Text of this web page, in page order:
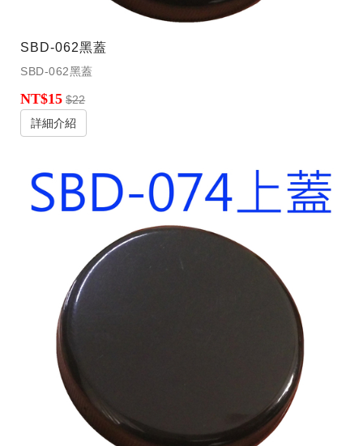
SBD-062黑蓋
SBD-062黑蓋
NT$15 $22
詳細介紹